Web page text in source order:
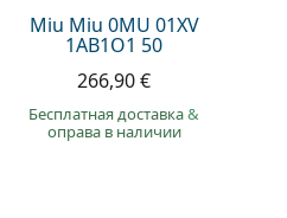
Miu Miu 0MU 01XV
1AB1O1 50
266,90 €
Бесплатная доставка&
оправа в наличии